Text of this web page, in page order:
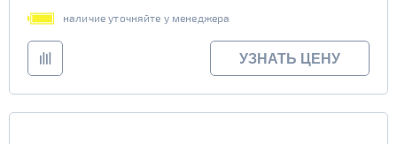
наличие уточняйте у менеджера
УЗНАТЬ ЦЕНУ